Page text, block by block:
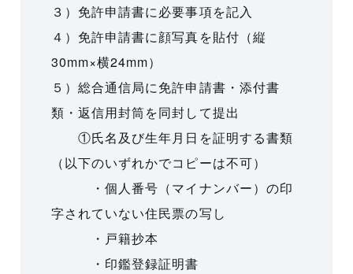
３）免許申請書に必要事項を記入
４）免許申請書に顔写真を貼付（縦
30mm×横24mm）
５）総合通信局に免許申請書・添付書
類・返信用封筒を同封して提出
①氏名及び生年月日を証明する書類
（以下のいずれかでコピーは不可）
・個人番号（マイナンバー）の印
字されていない住民票の写し
・戸籍抄本
・印鑑登録証明書